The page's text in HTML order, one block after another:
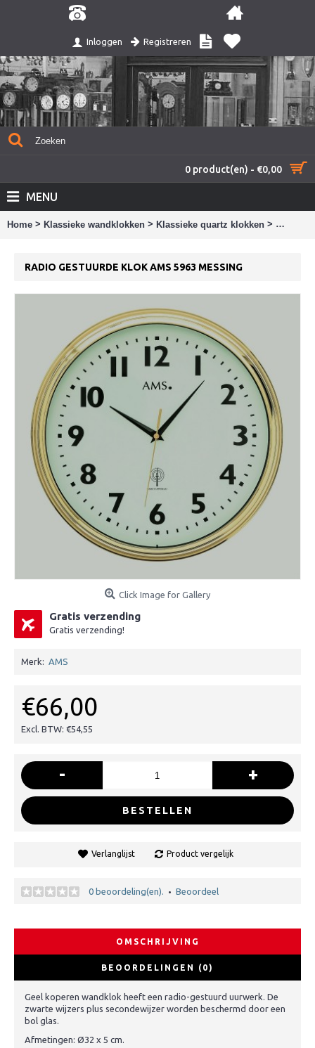
Inloggen Registreren
0 product(en) - €0,00
MENU
Home > Klassieke wandklokken > Klassieke quartz klokken > Radio
RADIO GESTUURDE KLOK AMS 5963 MESSING
Click Image for Gallery
Gratis verzending
Gratis verzending!
Merk: AMS
€66,00
Excl. BTW: €54,55
- +
BESTELLEN
Verlanglijst Product vergelijk
0 beoordeling(en). • Beoordeel
OMSCHRIJVING
BEOORDELINGEN (0)
Geel koperen wandklok heeft een radio-gestuurd uurwerk. De
zwarte wijzers plus secondewijzer worden beschermd door een
bol glas.
Afmetingen: Ø32 x 5 cm.